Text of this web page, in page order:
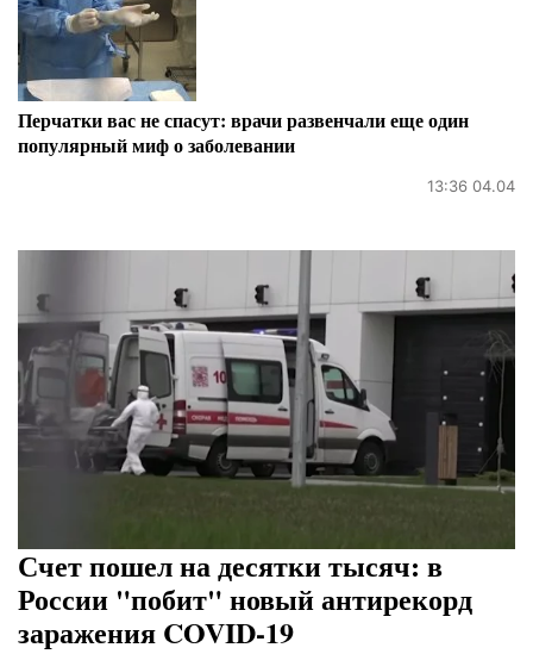
Перчатки вас не спасут: врачи развенчали еще один
популярный миф о заболевании
13:36 04.04
Счет пошел на десятки тысяч: в
России "побит" новый антирекорд
заражения COVID-19